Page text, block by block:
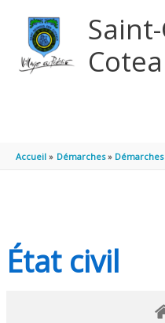
Accueil Démarches
État civil